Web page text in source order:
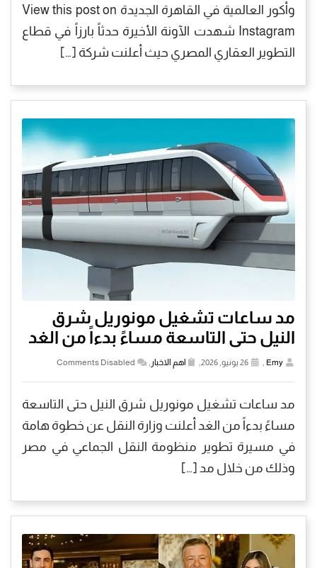
وأكور العالمية في القاهرة الجديدة View this post on
Instagram شهدت الآونة الأخيرة حدثاً بارزاً في قطاع
التطوير العقاري المصري حيث أعلنت شركة […]
مد ساعات تشغيل مونوريل شرق
النيل حتى التاسعة مساءً بدءاً من الغد
Emy
, اهم الاخبار ,
Comments Disabled
مد ساعات تشغيل مونوريل شرق النيل حتى التاسعة
مساءً بدءاً من الغد أعلنت وزارة النقل عن خطوة هامة
في مسيرة تطوير منظومة النقل الجماعي في مصر
وذلك من خلال مد […]